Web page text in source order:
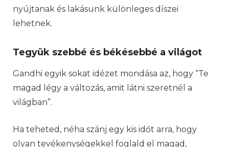
nyújtanak és lakásunk különleges díszei
lehetnek.
Tegyük szebbé és békésebbé a világot
Gandhi egyik sokat idézet mondása az, hogy “Te
magad légy a változás, amit látni szeretnél a
világban”.
Ha teheted, néha szánj egy kis időt arra, hogy
olyan tevékenységekkel foglald el magad,